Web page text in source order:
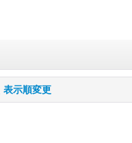
表示順変更